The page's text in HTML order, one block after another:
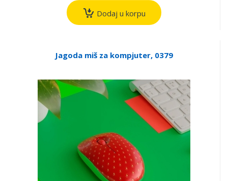
Dodaj u korpu
Jagoda miš za kompjuter, 0379